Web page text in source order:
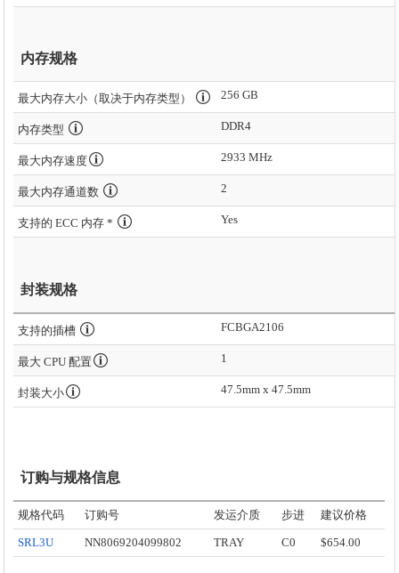
内存规格
最大内存大小（取决于内存类型） 256 GB
内存类型 DDR4
最大内存速度 2933 MHz
最大内存通道数 2
支持的 ECC 内存 * Yes
封装规格
支持的插槽 FCBGA2106
最大 CPU 配置 1
封装大小 47.5mm x 47.5mm
订购与规格信息
规格代码 订购号 发运介质 步进 建议价格
SRL3U NN8069204099802 TRAY C0 $654.00